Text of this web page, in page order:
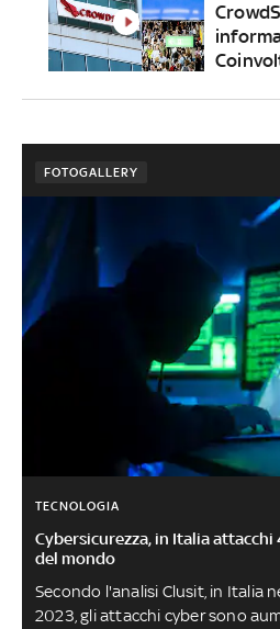
FOTOGALLERY
TECNOLOGIA
Cybersicurezza, in Italia
del mondo
Secondo l'analisi Clusit, in Italia
2023, gli attacchi cyber sono